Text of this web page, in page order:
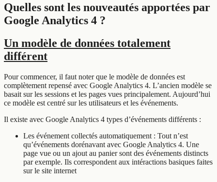
Quelles sont les nouveautés apportées par
Google Analytics 4 ?
Un modèle de données totalement
différent
Pour commencer, il faut noter que le modèle de données est
complètement repensé avec Google Analytics 4. L’ancien modèle se
basait sur les sessions et les pages vues principalement. Aujourd’hui
ce modèle est centré sur les utilisateurs et les événements.
Il existe avec Google Analytics 4 types d’événements différents :
Les événement collectés automatiquement : Tout n’est
qu’événements dorénavant avec Google Analytics 4. Une
page vue ou un ajout au panier sont des événements distincts
par exemple. Ils correspondent aux intéractions basiques faites
sur le site internet